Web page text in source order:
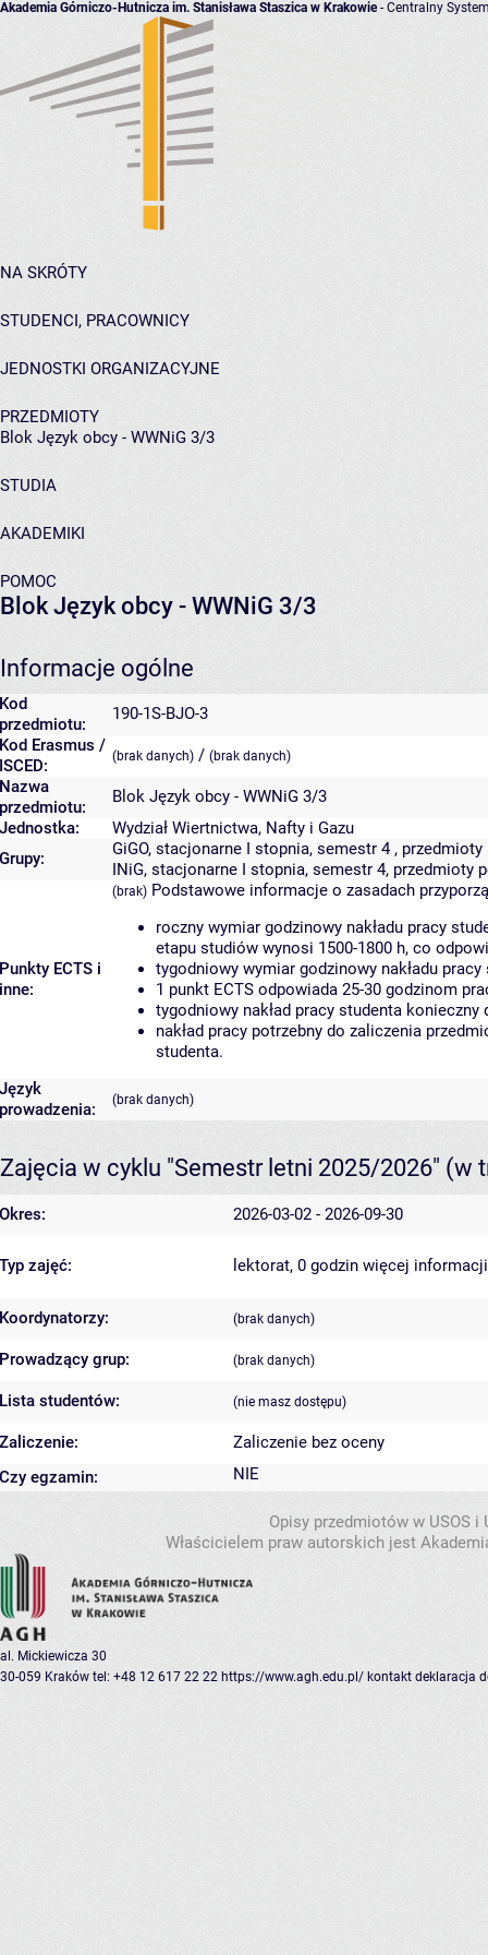
Akademia Górniczo-Hutnicza im. Stanisława Staszica w Krakowie- Centralny
NA SKRÓTY
STUDENCI, PRACOWNICY
JEDNOSTKI ORGANIZACYJNE
PRZEDMIOTY
Blok Język obcy - WWNiG 3/3
STUDIA
AKADEMIKI
POMOC
Blok Język obcy - WWNiG 3/3
Informacje ogólne
Kod
przedmiotu:
190-1S-BJO-3
Kod Erasmus /
ISCED:
(brak danych) / (brak danych)
Nazwa
przedmiotu:
Blok Język obcy - WWNiG 3/3
Jednostka:
Wydział Wiertnictwa, Nafty i Gazu
Grupy:
GiGO, stacjonarne I stopnia, semestr 4 ,
INiG, stacjonarne I stopnia, semestr 4, przedmioty
Punkty ECTS i
inne:
(brak) Podstawowe informacje o zasadach
roczny wymiar godzinowy nakładu pracy
etapu studiów wynosi 1500-1800 h, co
tygodniowy wymiar godzinowy nakładu
1 punkt ECTS odpowiada 25-30 godzinom
tygodniowy nakład pracy studenta
nakład pracy potrzebny do zaliczenia
studenta.
Język
prowadzenia:
(brak danych)
Zajęcia w cyklu "Semestr letni 2025/2026" (w
Okres: 2026-03-02 - 2026-09-30
Typ zajęć: lektorat, 0 godzin więcej informacji
Koordynatorzy: (brak danych)
Prowadzący grup: (brak danych)
Lista studentów: (nie masz dostępu)
Zaliczenie:
Zaliczenie bez oceny
Czy egzamin:
NIE
Opisy przedmiotów w USOS
Właścicielem praw autorskich jest
al. Mickiewicza 30
30-059 Kraków tel: +48 12 617 22 22 https://www.agh.edu.pl/ kontakt deklaracja